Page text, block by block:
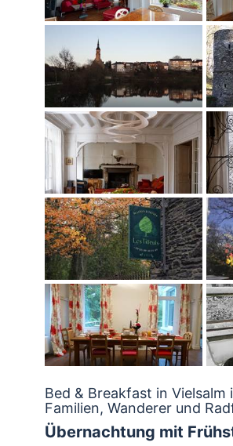
Bed & Breakfast in
Familien, Wanderer und
Übernachtung mit